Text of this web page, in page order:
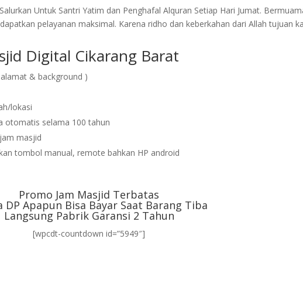
Untuk Santri Yatim dan Penghafal Alquran Setiap Hari Jumat.
pelayanan maksimal. Karena ridho dan keberkahan dari Allah tujuan
Digital Cikarang Barat
& background )
lokasi
otomatis selama 100 tahun
masjid
tombol manual, remote bahkan HP android
Promo Jam Masjid Terbatas
DP Apapun Bisa Bayar Saat Barang Tiba
Langsung Pabrik Garansi 2 Tahun
[wpcdt-countdown id=”5949″]